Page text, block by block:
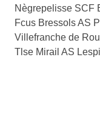
Nègrepelisse SCF
Fcus Bressols AS
Villefranche de
Tlse Mirail AS